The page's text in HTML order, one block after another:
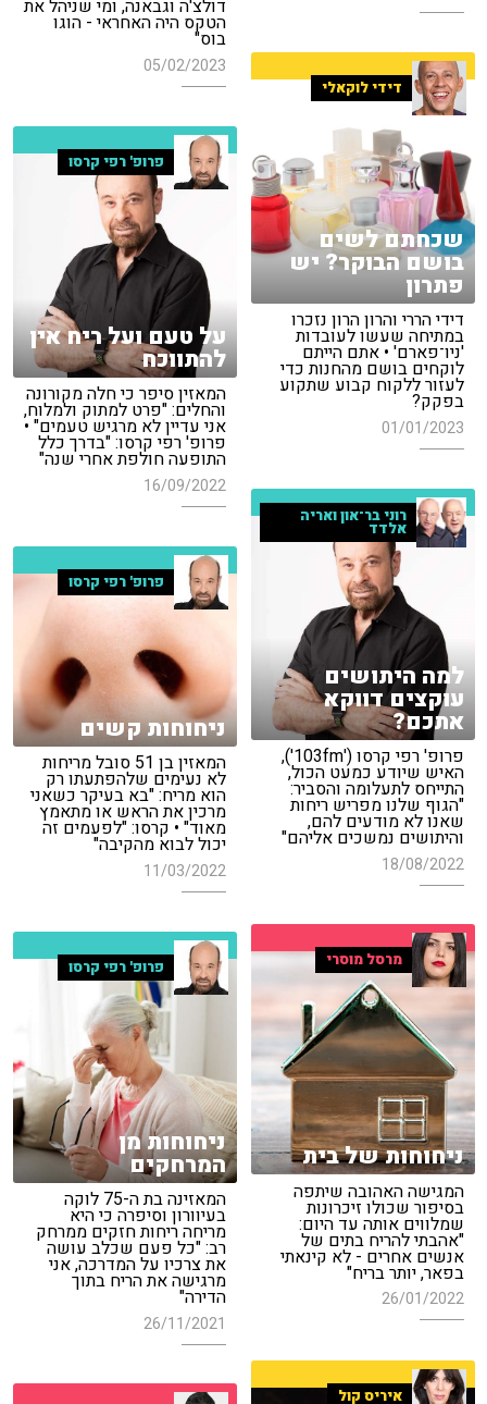
דולצ'ה וגבאנה, ומי שניהל את
הטקס היה האחראי - הוגו
בוס"
05/02/2023
דידי לוקאלי
שכחתם לשים
בושם הבוקר? יש
פתרון
דידי הררי והרון הרון נזכרו
במתיחה שעשו לעובדות
'ניו־פארם' • אתם הייתם
לוקחים בושם מהחנות כדי
לעזור ללקוח קבוע שתקוע
בפקק?
01/01/2023
פרופ' רפי קרסו
על טעם ועל ריח אין
להתווכח
המאזין סיפר כי חלה מקורונה
והחלים: "פרט למתוק ולמלוח,
אני עדיין לא מרגיש טעמים" •
פרופ' רפי קרסו: "בדרך כלל
התופעה חולפת אחרי שנה"
16/09/2022
רוני בר־און ואריה
אלדד
למה היתושים
עוקצים דווקא
אתכם?
פרופ' רפי קרסו ('103fm'),
האיש שיודע כמעט הכול,
התייחס לתעלומה והסביר:
"הגוף שלנו מפריש ריחות
שאנו לא מודעים להם,
והיתושים נמשכים אליהם"
18/08/2022
פרופ' רפי קרסו
ניחוחות קשים
המאזין בן 51 סובל מריחות
לא נעימים שלהפתעתו רק
הוא מריח: "בא בעיקר כשאני
מרכין את הראש או מתאמץ
מאוד" • קרסו: "לפעמים זה
יכול לבוא מהקיבה"
11/03/2022
מרסל מוסרי
ניחוחות של בית
המגישה האהובה שיתפה
בסיפור שכולו זיכרונות
שמלווים אותה עד היום:
"אהבתי להריח בתים של
אנשים אחרים - לא קינאתי
בפאר, יותר בריח"
26/01/2022
פרופ' רפי קרסו
ניחוחות מן
המרחקים
המאזינה בת ה-75 לוקה
בעיוורון וסיפרה כי היא
מריחה ריחות חזקים ממרחק
רב: "כל פעם שכלב עושה
את צרכיו על המדרכה, אני
מרגישה את הריח בתוך
הדירה"
26/11/2021
איריס קול